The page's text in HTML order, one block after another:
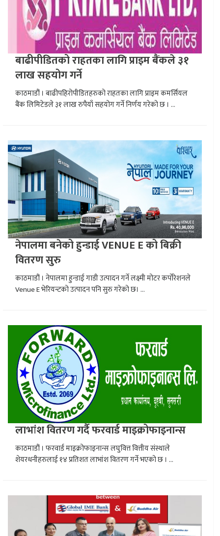
बाढीपीडितको राहतका लागि प्राइम बैंकले ३१
लाख सहयोग गर्ने
काठमाडौं । बाढीपहिरोपीडितहरुको राहतका लागि प्राइम कमर्सियल
बैंक लिमिटेडले ३१ लाख रुपैयाँ सहयोग गर्ने निर्णय गरेको छ । ...
नेपालमा बनेको हुन्डाई VENUE E को बिक्री
वितरण सुरु
काठमाडौं । नेपालमा हुन्डाई गाडी उत्पादन गर्ने लक्ष्मी मोटर कर्पोरेशनले
Venue E भेरियन्टको उत्पादन पनि सुरु गरेको छ। ...
लाभांश वितरण गर्दै फरवार्ड माइक्रोफाइनान्स
काठमाडौं । फरवार्ड माइक्रोफाइनान्स लघुवित्त वित्तीय संस्थाले
शेयरधनीहरुलाई १४ प्रतिशत लाभांश वितरण गर्ने भएको छ । ...